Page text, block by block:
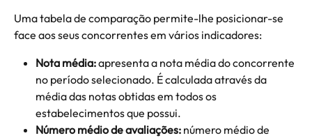
Uma tabela de comparação permite-lhe posicionar-se
face aos seus concorrentes em vários indicadores:
Nota média: apresenta a nota média do concorrente
no período selecionado. É calculada através da
média das notas obtidas em todos os
estabelecimentos que possui.
Número médio de avaliações: número médio de